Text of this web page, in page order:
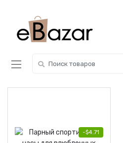
navigation
content
for:
-$4.71